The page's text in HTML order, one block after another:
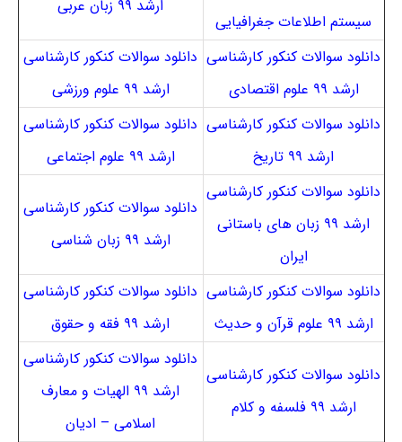
سیستم اطلاعات جغرافیایی
ارشد ۹۹ زبان عربی
دانلود سوالات کنکور کارشناسی
ارشد ۹۹ علوم اقتصادی
دانلود سوالات کنکور کارشناسی
ارشد ۹۹ علوم ورزشی
دانلود سوالات کنکور کارشناسی
ارشد ۹۹ تاریخ
دانلود سوالات کنکور کارشناسی
ارشد ۹۹ علوم اجتماعی
دانلود سوالات کنکور کارشناسی
ارشد ۹۹ زبان های باستانی
ایران
دانلود سوالات کنکور کارشناسی
ارشد ۹۹ زبان شناسی
دانلود سوالات کنکور کارشناسی
ارشد ۹۹ علوم قرآن و حدیث
دانلود سوالات کنکور کارشناسی
ارشد ۹۹ فقه و حقوق
دانلود سوالات کنکور کارشناسی
ارشد ۹۹ فلسفه و کلام
دانلود سوالات کنکور کارشناسی
ارشد ۹۹ الهیات و معارف
اسلامی – ادیان